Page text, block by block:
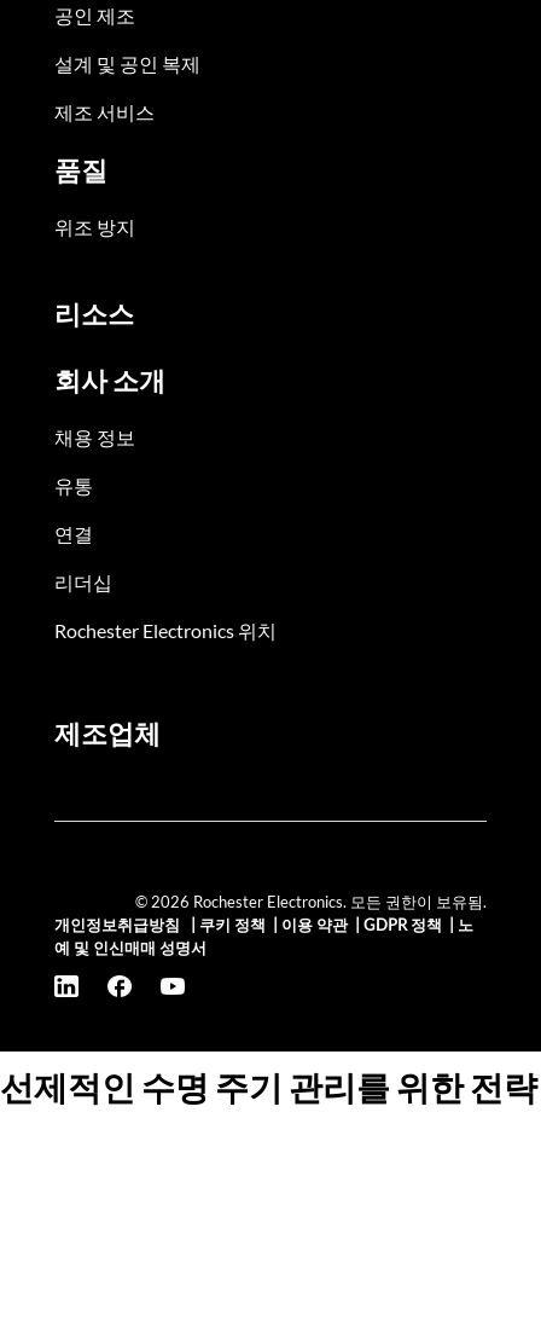
공인 제조
설계 및 공인 복제
제조 서비스
품질
위조 방지
리소스
회사 소개
채용 정보
유통
연결
리더십
Rochester Electronics 위치
제조업체
© 2026 Rochester Electronics. 모든 권한이 보유됨.
개인정보취급방침
쿠키 정책 이용 약관| GDPR 정책
노
예 및 인신매매 성명서
선제적인 수명 주기 관리를 위한 전략